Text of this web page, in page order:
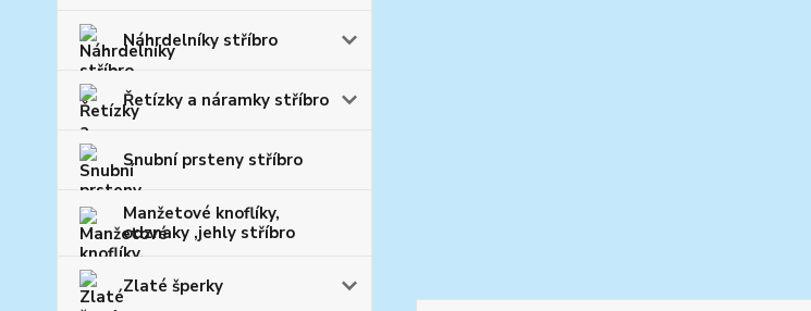
Náhrdelníky stříbro
Řetízky a náramky stříbro
Snubní prsteny stříbro
Manžetové knoflíky,
odznaky ,jehly stříbro
Zlaté šperky